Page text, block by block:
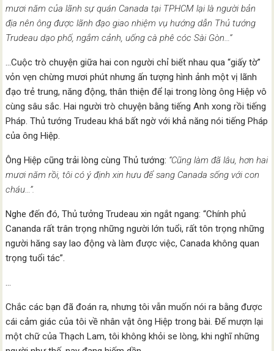
mươi năm của lãnh sự quán Canada tại TPHCM lại là người bản
địa nên ông được lãnh đạo giao nhiệm vụ hướng dẫn Thủ tướng
Trudeau dạo phố, ngắm cảnh, uống cà phê cóc Sài Gòn…”
…Cuộc trò chuyện giữa hai con người chỉ biết nhau qua “giấy tờ”
vỏn vẹn chừng mươi phút nhưng ấn tượng hình ảnh một vị lãnh
đạo trẻ trung, năng động, thân thiện để lại trong lòng ông Hiệp vô
cùng sâu sắc. Hai người trò chuyện bằng tiếng Anh xong rồi tiếng
Pháp. Thủ tướng Trudeau khá bất ngờ với khả năng nói tiếng Pháp
của ông Hiệp.
Ông Hiệp cũng trải lòng cùng Thủ tướng: “Cũng làm đã lâu, hơn hai
mươi năm rồi, tôi có ý định xin hưu để sang Canada sống với con
cháu…”.
Nghe đến đó, Thủ tưởng Trudeau xin ngắt ngang: “Chính phủ
Cananda rất trân trọng những người lớn tuổi, rất tôn trọng những
người hăng say lao động và làm được việc, Canada không quan
trọng tuổi tác”.
…
Chắc các bạn đã đoán ra, nhưng tôi vẫn muốn nói ra bằng được
cái cảm giác của tôi về nhân vật ông Hiệp trong bài. Đế mượn lại
một chữ của Thạch Lam, tôi không khỏi se lòng, khi nghĩ những